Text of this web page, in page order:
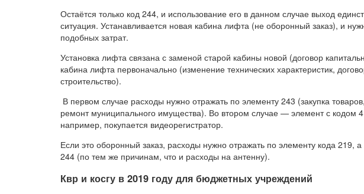
Остаётся только код 244, и использование его в данном случае выход
ситуация. Устанавливается новая кабина лифта (не оборонный заказ), и
подобных затрат.
Установка лифта связана с заменой старой кабины новой (договор
кабина лифта первоначально (изменение технических характеристик,
строительство).
В первом случае расходы нужно отражать по элементу 243 (закупка
ремонт муниципального имущества). Во втором случае — элемент с кодом
например, покупается видеорегистратор.
Если это оборонный заказ, расходы нужно отражать по элементу кода 219,
244 (по тем же причинам, что и расходы на антенну).
Квр и косгу в 2019 году для бюджетных учреждений